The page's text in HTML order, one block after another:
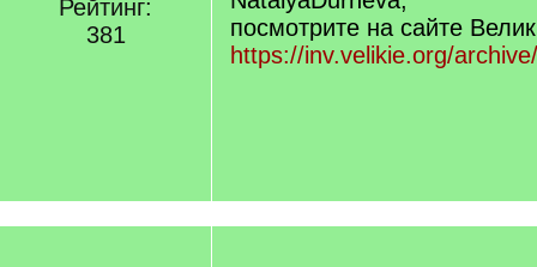
Рейтинг:
381
посмотрите на сайте
https://inv.velikie.org/